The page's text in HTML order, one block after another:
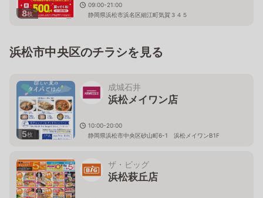
8枚
09:00-21:00
静岡県浜松市浜名区細江町気賀３４５
浜松市中央区のチラシを見る
5枚
成城石井
浜松メイワン店
10:00-20:00
静岡県浜松市中央区砂山町6-1 浜松メイワンB1F
ザ・ビッグ
浜松萩丘店